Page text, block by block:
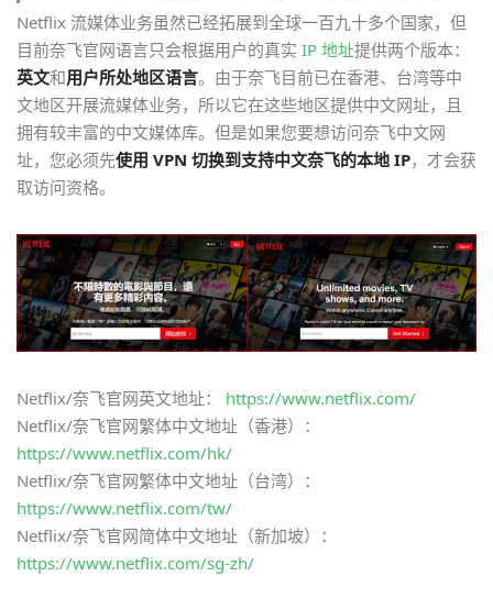
Netflix 流媒体业务虽然已经拓展到全球一百九十多个国家，但
目前奈飞官网语言只会根据用户的真实 IP 地址提供两个版本：
英文和用户所处地区语言。由于奈飞目前已在香港、台湾等中
文地区开展流媒体业务，所以它在这些地区提供中文网址，且
拥有较丰富的中文媒体库。但是如果您要想访问奈飞中文网
址，您必须先使用 VPN 切换到支持中文奈飞的本地 IP，才会获
取访问资格。
Netflix/奈飞官网英文地址： https://www.netflix.com/
Netflix/奈飞官网繁体中文地址（香港）：
https://www.netflix.com/hk/
Netflix/奈飞官网繁体中文地址（台湾）：
https://www.netflix.com/tw/
Netflix/奈飞官网简体中文地址（新加坡）：
https://www.netflix.com/sg-zh/